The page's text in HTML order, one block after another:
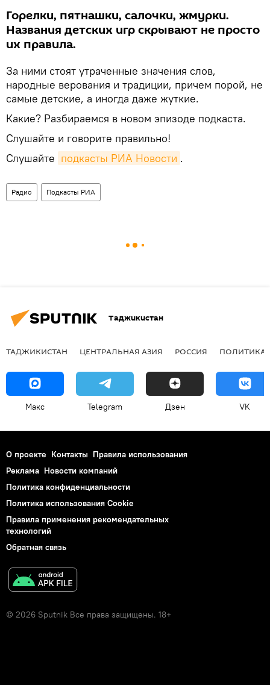
Горелки, пятнашки, салочки, жмурки.
Названия детских игр скрывают не просто
их правила.
За ними стоят утраченные значения слов,
народные верования и традиции, причем порой, не
самые детские, а иногда даже жуткие.
Какие? Разбираемся в новом эпизоде подкаста.
Слушайте и говорите правильно!
Слушайте подкасты РИА Новости .
Радио Подкасты РИА
Таджикистан
ТАДЖИКИСТАН ЦЕНТРАЛЬНАЯ АЗИЯ РОССИЯ ПОЛИТИКА
Макс Telegram Дзен VK
О проекте Контакты Правила использования
Реклама Новости компаний
Политика конфиденциальности
Политика использования Cookie
Правила применения рекомендательных
технологий
Обратная связь
© 2026 Sputnik Все права защищены. 18+